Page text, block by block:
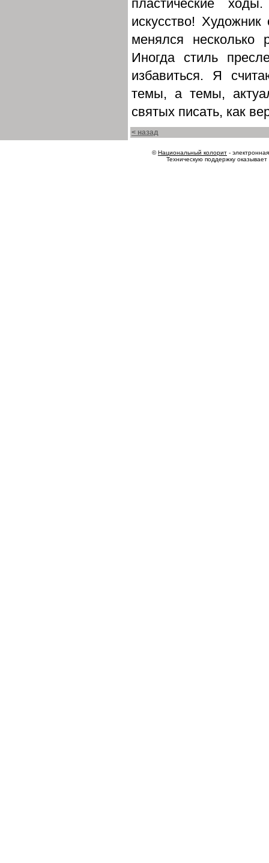
пластические
искусство! Художник
менялся
Иногда стиль
избавиться. Я
темы, а темы,
святых писать, как
< назад
©Национальный колорит -
Техническую поддержку